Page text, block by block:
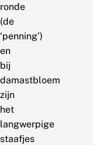
ronde
(de
‘penning’)
en
bij
damastbloem
zijn
het
langwerpige
staafjes